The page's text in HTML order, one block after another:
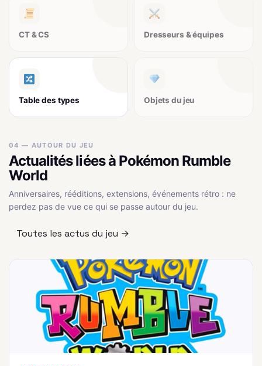
CT & CS Dresseurs & équipes
Table des types Objets du jeu
04 — AUTOUR DU JEU
Actualités liées à Pokémon Rumble
World
Anniversaires, rééditions, extensions, événements rétro : ne
perdez pas de vue ce qui se passe autour du jeu.
Toutes les actus du jeu →